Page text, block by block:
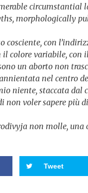
morphologically
cosciente, con
colore variabile, con
un aborto non
nel centro
niente, staccata dal
non voler sapere più
non molle,
Tweet